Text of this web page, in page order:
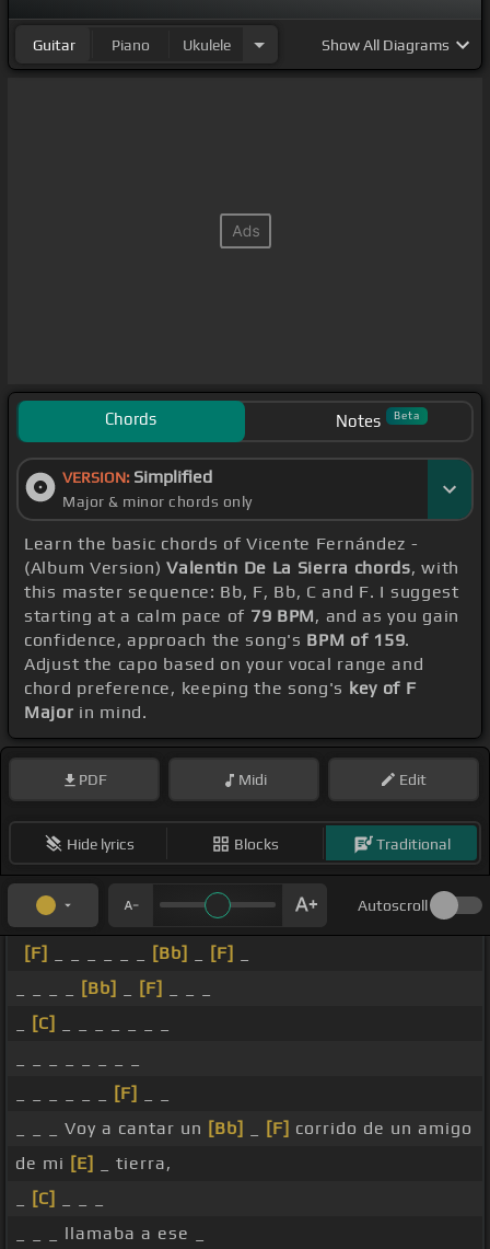
Guitar Piano Ukulele ShowAll Diagrams
Chords Notes Beta
VERSION: Simplified
Major & minor chords only
Learn the basic chords of Vicente Fernández -
(Album Version)Valentin De La Sierra chords, with
this master sequence: Bb, F, Bb, C and F. I suggest
starting at a calm pace of 79 BPM, and as you gain
confidence, approach the song's BPM of 159.
Adjust the capo based on your vocal range and
chord preference, keeping the song's key of F
Major in mind.
PDF Midi Edit
Hide lyrics Blocks Traditional
Autoscroll
[F] [Bb] [F]
[Bb] [F]
[C]
[F]
_ _ _ Voy a cantar un [Bb] [F] corrido de un amigo
de mi [E]
_ tierra,
[C]
_ _ _ llamaba a ese _